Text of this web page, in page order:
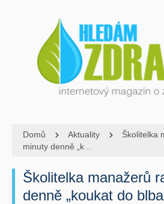
Domů Aktuality
Školitelka
minuty denně „k ..
Školitelka manažerů
denně „koukat do